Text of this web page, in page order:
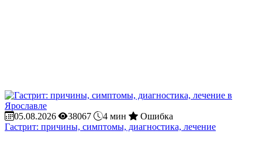
05.08.2026 38067 4 мин
Ошибка
Гастрит: причины, симптомы, диагностика, лечение